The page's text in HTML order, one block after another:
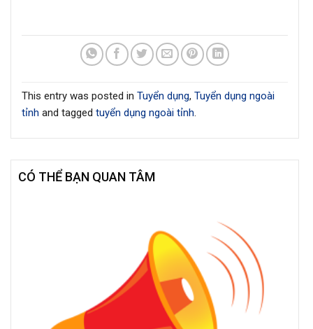
This entry was posted in Tuyển dụng, Tuyển dụng ngoài
tỉnh and tagged tuyển dụng ngoài tỉnh.
CÓ THỂ BẠN QUAN TÂM